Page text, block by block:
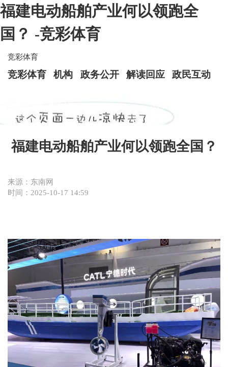
福建电动船舶产业何以领跑全
国？ -竞彩体育
竞彩体育
竞彩体育 机构 政务公开 解读回应 政民互动
福建电动船舶产业何以领跑全国？
来源：东南网
时间：2025-10-17 14:59